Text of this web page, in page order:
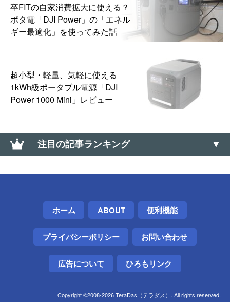
卒FITの自家消費拡大に使える？
ポタ電「DJI Power」の「エネル
ギー最適化」を使ってみた話
超小型・軽量、気軽に使える
1kWh級ポータブル電源「DJI
Power 1000 Mini」レビュー
注目の記事ランキング
【Windows】サウンド コントロールパネルの開き方
（サウンドの詳細設定）
【ドミノ・ピザ】Lサイズ半額クーポンが当たる「ミ
戦できる
切る方法（シャットダウンする方法）
ホーム ABOUT 便利機能
プライバシーポリシー お問い合わせ
広告について ひろもリンク
Copyright ©2008-2026 TeraDas（テラダス）. All rights reserved.